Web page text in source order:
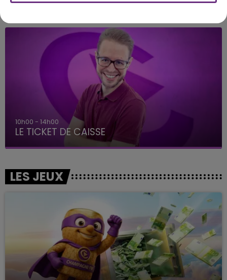
10h00 - 14h00
LE TICKET DE CAISSE
LES JEUX